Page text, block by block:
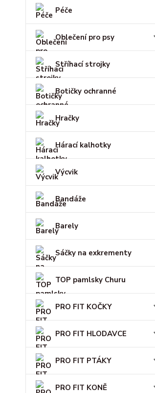
Péče
Oblečení pro psy
Stříhací strojky
Botičky ochranné
Hračky
Hárací kalhotky
Výcvik
Bandáže
Barely
Sáčky na exkrementy
TOP pamlsky Churu
PRO FIT KOČKY
PRO FIT HLODAVCE
PRO FIT PTÁKY
PRO FIT KONĚ